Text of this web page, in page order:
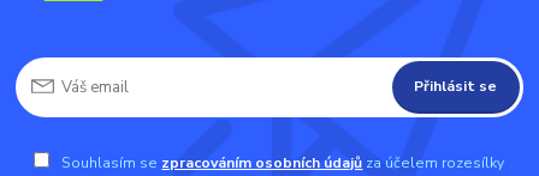
Přihlásit se
Souhlasím se zpracováním osobních údajů za účelem rozesílky